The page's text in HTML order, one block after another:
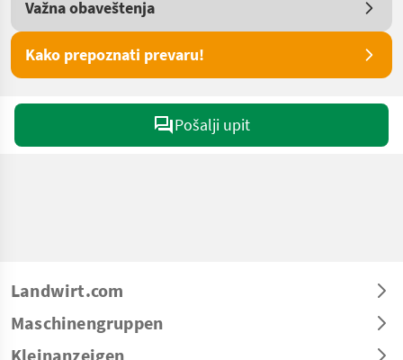
Važna obaveštenja
Kako prepoznati prevaru!
Pošalji upit
Landwirt.com
Maschinengruppen
Kleinanzeigen